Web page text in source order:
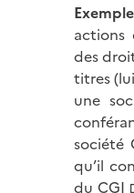
actions
des
titres
une
société
qu’il
du CGI